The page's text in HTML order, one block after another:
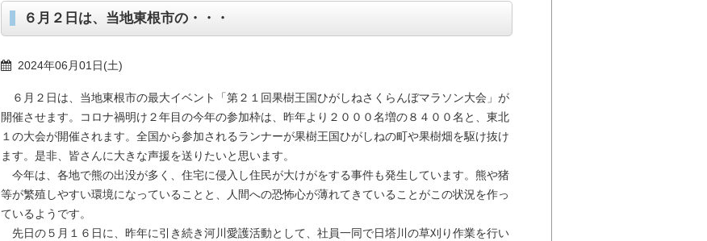
６月２日は、当地東根市の・・・
2024年06月01日(土)
６月２日は、当地東根市の最大イベント「第２１回果樹王国ひがしねさくらんぼマラソン大会」が
開催させます。コロナ禍明け２年目の今年の参加枠は、昨年より２０００名増の８４００名と、東北
１の大会が開催されます。全国から参加されるランナーが果樹王国ひがしねの町や果樹畑を駆け抜け
ます。是非、皆さんに大きな声援を送りたいと思います。
今年は、各地で熊の出没が多く、住宅に侵入し住民が大けがをする事件も発生しています。熊や猪
等が繁殖しやすい環境になっていることと、人間への恐怖心が薄れてきていることがこの状況を作っ
ているようです。
先日の５月１６日に、昨年に引き続き河川愛護活動として、社員一同で日塔川の草刈り作業を行い